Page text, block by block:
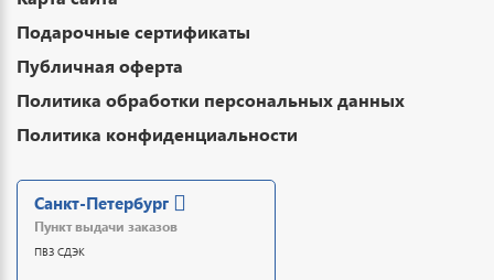
Подарочные сертификаты
Публичная оферта
Политика обработки персональных данных
Политика конфиденциальности
Санкт-Петербург
Пункт выдачи заказов
ПВЗ СДЭК